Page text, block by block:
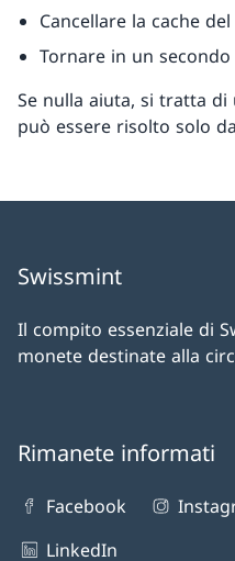
Cancellare la cache
Tornare in un
Se nulla aiuta, si tratta
può essere risolto solo
Swissmint
Il compito essenziale di
monete destinate alla
Rimanete informati
Facebook
LinkedIn